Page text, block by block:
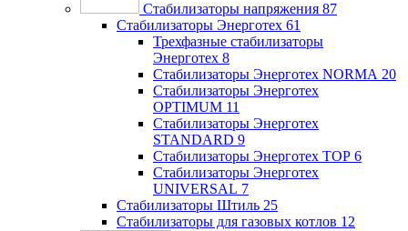
Стабилизаторы напряжения 87
Стабилизаторы Энерготех 61
Трехфазные стабилизаторы
Энерготех 8
Стабилизаторы Энерготех NORMA 20
Стабилизаторы Энерготех
OPTIMUM 11
Стабилизаторы Энерготех
STANDARD 9
Стабилизаторы Энерготех TOP 6
Стабилизаторы Энерготех
UNIVERSAL 7
Стабилизаторы Штиль 25
Стабилизаторы для газовых котлов 12